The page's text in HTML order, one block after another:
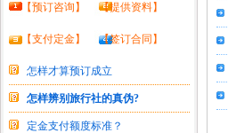
【预订咨询 】 【提供资料】
【支付定金】 【签订合同 】
怎样才算预订成立
怎样辨别旅行社的真伪?
定金支付额度标准？